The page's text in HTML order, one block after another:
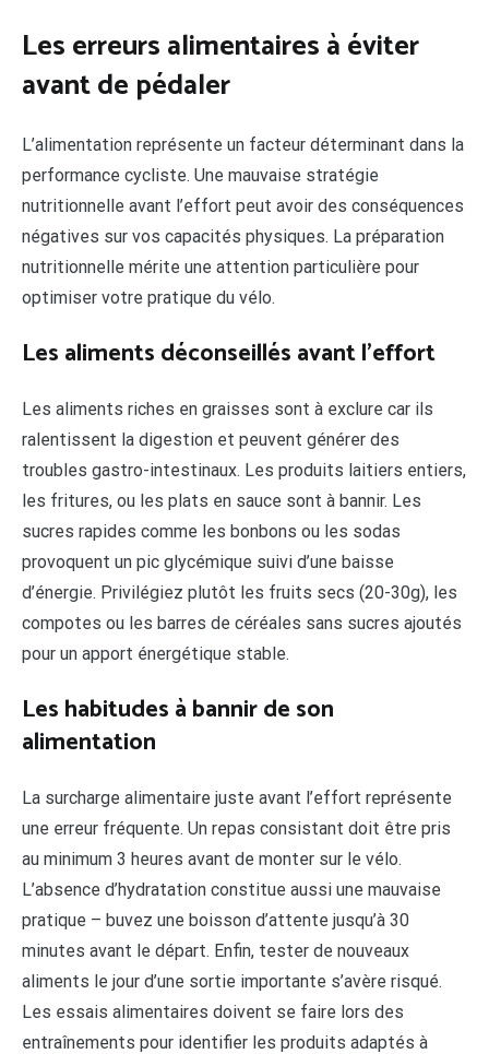
Les erreurs alimentaires à éviter
avant de pédaler
L’alimentation représente un facteur déterminant dans la
performance cycliste. Une mauvaise stratégie
nutritionnelle avant l’effort peut avoir des conséquences
négatives sur vos capacités physiques. La préparation
nutritionnelle mérite une attention particulière pour
optimiser votre pratique du vélo.
Les aliments déconseillés avant l’effort
Les aliments riches en graisses sont à exclure car ils
ralentissent la digestion et peuvent générer des
troubles gastro-intestinaux. Les produits laitiers entiers,
les fritures, ou les plats en sauce sont à bannir. Les
sucres rapides comme les bonbons ou les sodas
provoquent un pic glycémique suivi d’une baisse
d’énergie. Privilégiez plutôt les fruits secs (20-30g), les
compotes ou les barres de céréales sans sucres ajoutés
pour un apport énergétique stable.
Les habitudes à bannir de son
alimentation
La surcharge alimentaire juste avant l’effort représente
une erreur fréquente. Un repas consistant doit être pris
au minimum 3 heures avant de monter sur le vélo.
L’absence d’hydratation constitue aussi une mauvaise
pratique – buvez une boisson d’attente jusqu’à 30
minutes avant le départ. Enfin, tester de nouveaux
aliments le jour d’une sortie importante s’avère risqué.
Les essais alimentaires doivent se faire lors des
entraînements pour identifier les produits adaptés à